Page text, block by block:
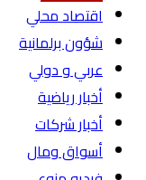
اقتصاد محلي
شؤون برلمانية
عربي و دولي
أخبار رياضية
أخبار شركات
أسواق ومال